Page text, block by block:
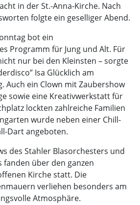
in der St.-Anna-Kirche. Nach
folgte ein geselliger Abend.
bot ein
Programm für Jung und Alt. Für
nur bei den Kleinsten – sorgte
Isa Glücklich am
Auch ein Clown mit Zaubershow
sowie eine Kreativwerkstatt für
lockten zahlreiche Familien
wurde neben einer Chill-
Dart angeboten.
des Stahler Blasorchesters und
fanden über den ganzen
Kirche statt. Die
verliehen besonders am
Atmosphäre.